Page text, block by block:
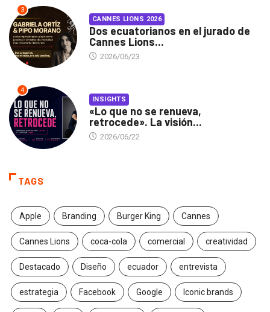
3
CANNES LIONS 2026
Dos ecuatorianos en el jurado de
Cannes Lions...
2026/06/23
4
INSIGHTS
«Lo que no se renueva,
retrocede». La visión...
2026/06/22
TAGS
Apple Branding Burger King Cannes
Cannes Lions coca-cola comercial creatividad
Destacado Diseño ecuador entrevista
estrategia Facebook Google Iconic brands